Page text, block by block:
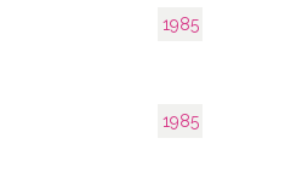
1985
1985